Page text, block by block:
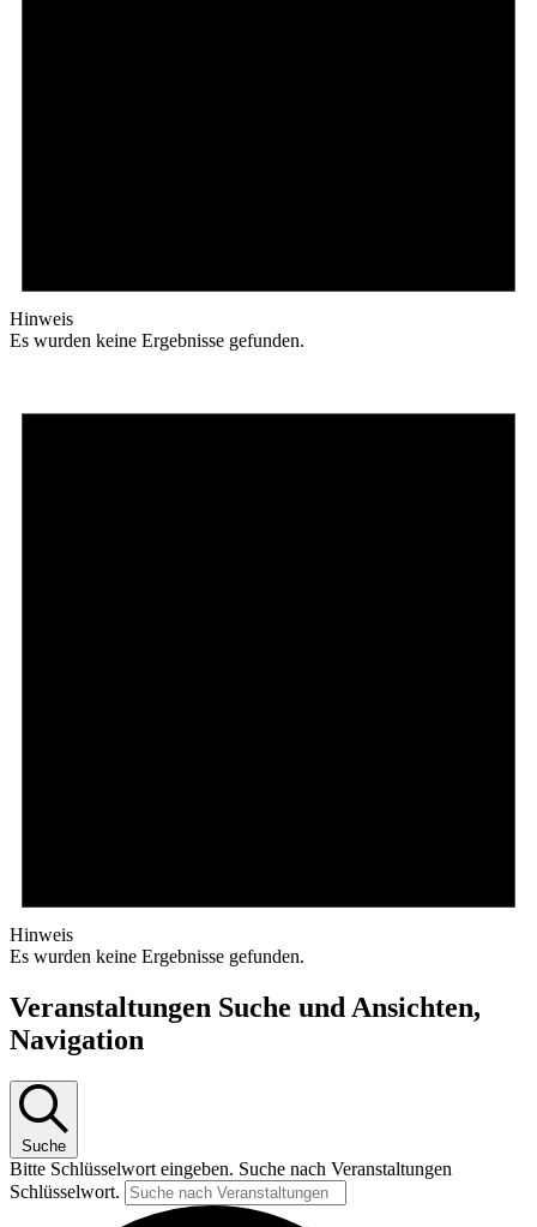
Hinweis
Es wurden keine Ergebnisse gefunden.
Hinweis
Es wurden keine Ergebnisse gefunden.
Veranstaltungen Suche und Ansichten,
Navigation
Suche
Bitte Schlüsselwort eingeben. Suche nach Veranstaltungen
Schlüsselwort.